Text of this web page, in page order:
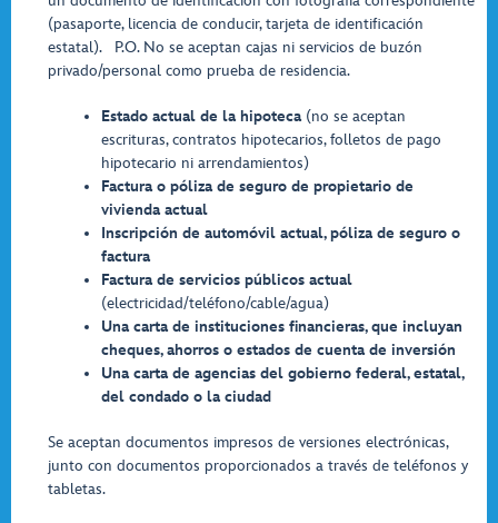
(pasaporte, licencia de conducir, tarjeta de identificación
estatal). P.O. No se aceptan cajas ni servicios de buzón
privado/personal como prueba de residencia.
Estado actual de la hipoteca (no se aceptan
escrituras, contratos hipotecarios, folletos de pago
hipotecario ni arrendamientos)
Factura o póliza de seguro de propietario de
vivienda actual
Inscripción de automóvil actual, póliza de seguro o
factura
Factura de servicios públicos actual
(electricidad/teléfono/cable/agua)
Una carta de instituciones financieras, que incluyan
cheques, ahorros o estados de cuenta de inversión
Una carta de agencias del gobierno federal, estatal,
del condado o la ciudad
Se aceptan documentos impresos de versiones electrónicas,
junto con documentos proporcionados a través de teléfonos y
tabletas.